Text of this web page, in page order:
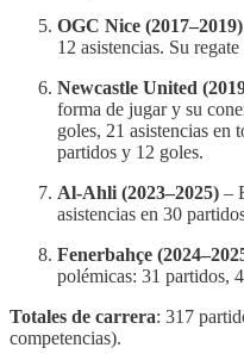
OGC Nice (2017–2019)
12 asistencias. Su
Newcastle United
forma de jugar y su
goles, 21 asistencias en
partidos y 12 goles.
Al-Ahli (2023–2025) –
asistencias en 30
Fenerbahçe
polémicas: 31 partidos,
Totales de carrera: 317
competencias).